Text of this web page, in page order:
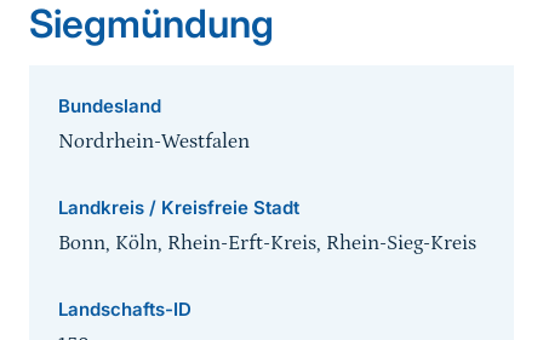
Siegmündung
Bundesland
Nordrhein-Westfalen
Landkreis / Kreisfreie Stadt
Bonn, Köln, Rhein-Erft-Kreis, Rhein-Sieg-Kreis
Landschafts-ID